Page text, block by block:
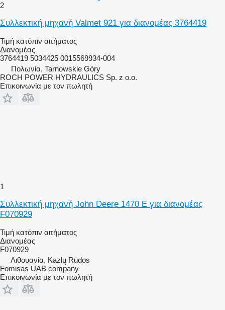
2
Συλλεκτική μηχανή Valmet 921 για διανομέας 3764419
Τιμή κατόπιν αιτήματος
Διανομέας
3764419 5034425 0015569934-004
Πολωνία, Tarnowskie Góry
ROCH POWER HYDRAULICS Sp. z o.o.
Επικοινωνία με τον πωλητή
1
Συλλεκτική μηχανή John Deere 1470 E για διανομέας
F070929
Τιμή κατόπιν αιτήματος
Διανομέας
F070929
Λιθουανία, Kazlų Rūdos
Fomisas UAB company
Επικοινωνία με τον πωλητή